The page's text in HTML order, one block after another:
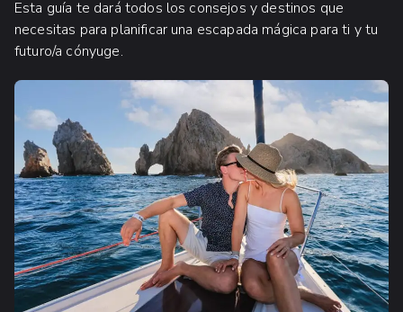
Esta guía te dará todos los consejos y destinos que
necesitas para planificar una escapada mágica para ti y tu
futuro/a cónyuge.